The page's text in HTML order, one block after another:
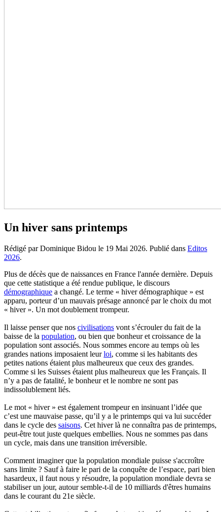
Un hiver sans printemps
Rédigé par Dominique Bidou le 19 Mai 2026. Publié dans Editos
2026.
Plus de décès que de naissances en France l'année dernière. Depuis
que cette statistique a été rendue publique, le discours
démographique a changé. Le terme « hiver démographique » est
apparu, porteur d’un mauvais présage annoncé par le choix du mot
« hiver ». Un mot doublement trompeur.
Il laisse penser que nos civilisations vont s’écrouler du fait de la
baisse de la population, ou bien que bonheur et croissance de la
population sont associés. Nous sommes encore au temps où les
grandes nations imposaient leurloi, comme si les habitants des
petites nations étaient plus malheureux que ceux des grandes.
Comme si les Suisses étaient plus malheureux que les Français. Il
n’y a pas de fatalité, le bonheur et le nombre ne sont pas
indissolublement liés.
Le mot « hiver » est également trompeur en insinuant l’idée que
c’est une mauvaise passe, qu’il y a le printemps qui va lui succéder
dans le cycle des saisons. Cet hiver là ne connaîtra pas de printemps,
peut-être tout juste quelques embellies. Nous ne sommes pas dans
un cycle, mais dans une transition irréversible.
Comment imaginer que la population mondiale puisse s'accroître
sans limite ? Sauf à faire le pari de la conquête de l’espace, pari bien
hasardeux, il faut nous y résoudre, la population mondiale devra se
stabiliser un jour, autour semble-t-il de 10 milliards d'êtres humains
dans le courant du 21e siècle.